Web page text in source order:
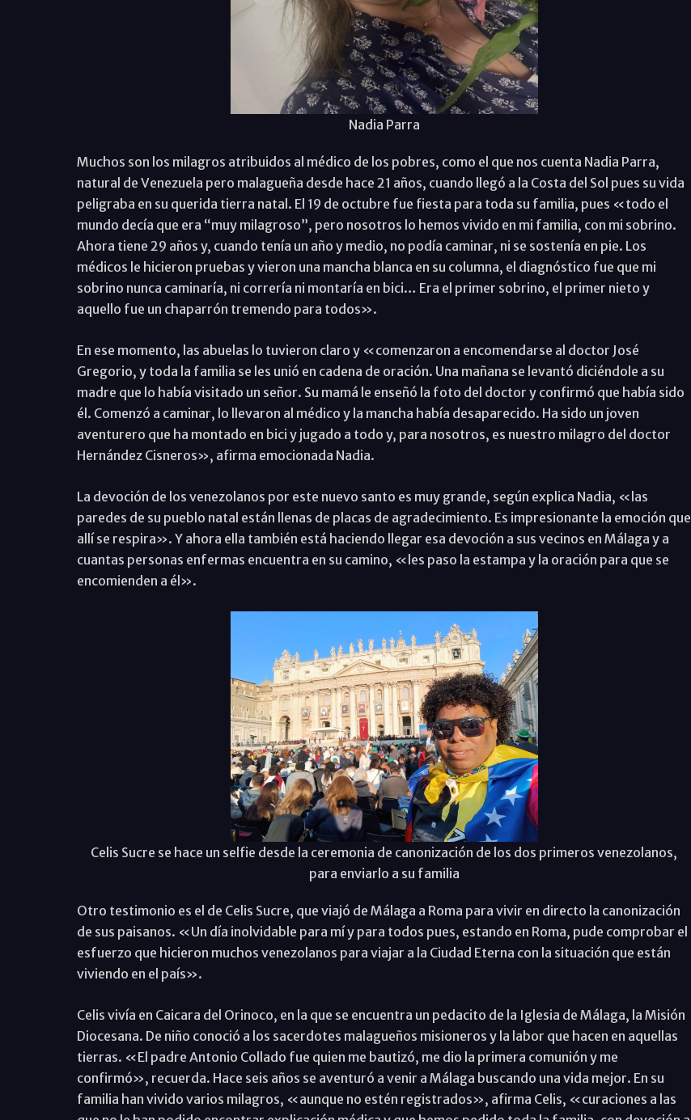
Nadia Parra
Muchos son los milagros atribuidos al médico de los pobres, como el que nos cuenta Nadia Parra,
natural de Venezuela pero malagueña desde hace 21 años, cuando llegó a la Costa del Sol pues su vida
peligraba en su querida tierra natal. El 19 de octubre fue fiesta para toda su familia, pues «todo el
mundo decía que era “muy milagroso”, pero nosotros lo hemos vivido en mi familia, con mi sobrino.
Ahora tiene 29 años y, cuando tenía un año y medio, no podía caminar, ni se sostenía en pie. Los
médicos le hicieron pruebas y vieron una mancha blanca en su columna, el diagnóstico fue que mi
sobrino nunca caminaría, ni correría ni montaría en bici… Era el primer sobrino, el primer nieto y
aquello fue un chaparrón tremendo para todos».
En ese momento, las abuelas lo tuvieron claro y «comenzaron a encomendarse al doctor José
Gregorio, y toda la familia se les unió en cadena de oración. Una mañana se levantó diciéndole a su
madre que lo había visitado un señor. Su mamá le enseñó la foto del doctor y confirmó que había sido
él. Comenzó a caminar, lo llevaron al médico y la mancha había desaparecido. Ha sido un joven
aventurero que ha montado en bici y jugado a todo y, para nosotros, es nuestro milagro del doctor
Hernández Cisneros», afirma emocionada Nadia.
La devoción de los venezolanos por este nuevo santo es muy grande, según explica Nadia, «las
paredes de su pueblo natal están llenas de placas de agradecimiento. Es impresionante la emoción que
allí se respira». Y ahora ella también está haciendo llegar esa devoción a sus vecinos en Málaga y a
cuantas personas enfermas encuentra en su camino, «les paso la estampa y la oración para que se
encomienden a él».
Celis Sucre se hace un selfie desde la ceremonia de canonización de los dos primeros venezolanos,
para enviarlo a su familia
Otro testimonio es el de Celis Sucre, que viajó de Málaga a Roma para vivir en directo la canonización
de sus paisanos. «Un día inolvidable para mí y para todos pues, estando en Roma, pude comprobar el
esfuerzo que hicieron muchos venezolanos para viajar a la Ciudad Eterna con la situación que están
viviendo en el país».
Celis vivía en Caicara del Orinoco, en la que se encuentra un pedacito de la Iglesia de Málaga, la Misión
Diocesana. De niño conoció a los sacerdotes malagueños misioneros y la labor que hacen en aquellas
tierras. «El padre Antonio Collado fue quien me bautizó, me dio la primera comunión y me
confirmó», recuerda. Hace seis años se aventuró a venir a Málaga buscando una vida mejor. En su
familia han vivido varios milagros, «aunque no estén registrados», afirma Celis, «curaciones a las